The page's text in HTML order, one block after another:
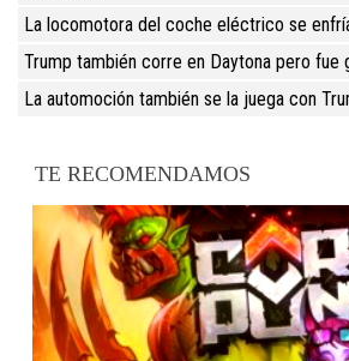
La locomotora del coche eléctrico se
Trump también corre en Daytona pero fue
La automoción también se la juega con
TE RECOMENDAMOS